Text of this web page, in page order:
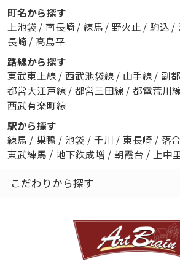
町名から探す
上池袋 / 南長崎 / 練馬 / 野火止 / 駒込 /
長崎 / 高島平
路線から探す
東武東上線 / 西武池袋線 / 山手線 / 副
都営大江戸線 / 都営三田線 / 都電荒川
西武有楽町線
駅から探す
練馬 / 巣鴨 / 池袋 / 千川 / 東長崎 / 落
東武練馬 / 地下鉄成増 / 朝霞台 / 上中
こだわりから探す